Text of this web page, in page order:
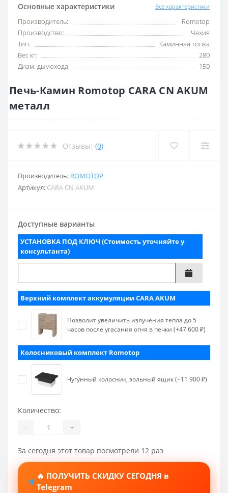
Основные характеристики Все характеристики
Производитель:
Romotop
Производство:
Чехия
Тип:
Каминная топка
Вес кг:
280
Диам. дымохода:
150
Печь-Камин Romotop CARA СN AKUM
металл
Отзывы: (0)
Производитель: ROMOTOP
Артикул: CARA СN AKUM
Доступные варианты
УСТАНОВКА ПОД КЛЮЧ (Стоимость уточняйте у
консультанта)
Верхний комплект аккумуляции CARA AKUM
Позволит увеличить излучения тепла до 5
часов после угасания огня в печки (+47 600 ₽)
Колосниковый комплект Romotop
Чугунный колосник, зольный ящик (+11 900 ₽)
Количество:
- +
За сегодня этот товар посмотрели 12 раз
🔥 ПОЛУЧИТЬ СКИДКУ СЕГОДНЯ в
Telegram